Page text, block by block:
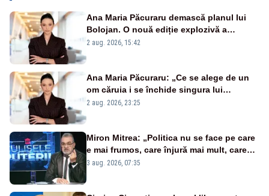
Ana Maria Păcuraru demască planul lui
Bolojan. O nouă ediție explozivă a
emisiunii „Miza Zilei” la Realitatea PLUS
2 aug. 2026, 15:42
Ana Maria Păcuraru: „Ce se alege de un
om căruia i se închide singura lui
portiță?”
2 aug. 2026, 23:25
Miron Mitrea: „Politica nu se face pe care
e mai frumos, care înjură mai mult, care
țipă mai tare, ci pe proiecte”
3 aug. 2026, 07:35